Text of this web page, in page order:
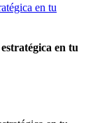
en tu
en tu